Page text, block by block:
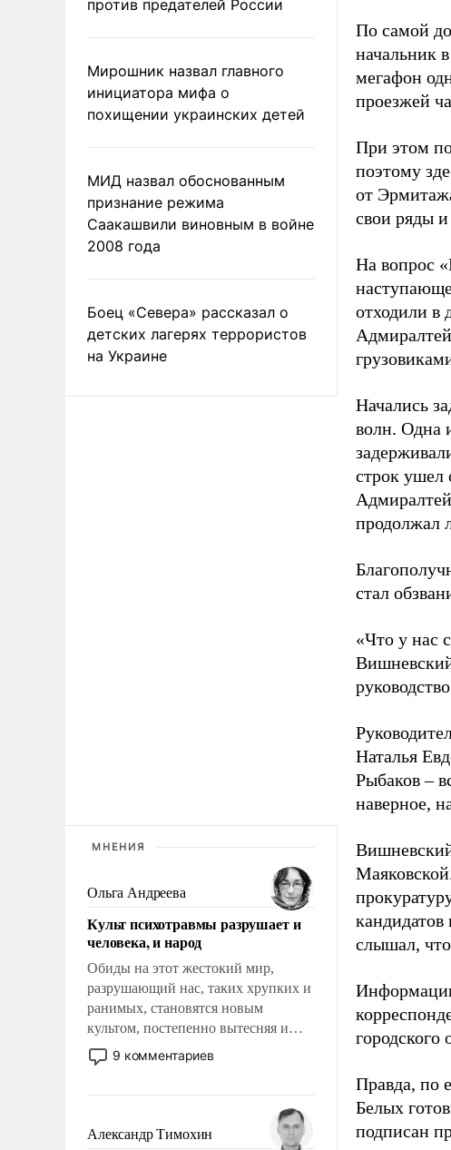
против предателей России
Мирошник назвал главного
инициатора мифа о
похищении украинских детей
МИД назвал обоснованным
признание режима
Саакашвили виновным в войне
2008 года
Боец «Севера» рассказал о
детских лагерях террористов
на Украине
МНЕНИЯ
Ольга Андреева
Культ психотравмы разрушает и
человека, и народ
Обиды на этот жестокий мир,
разрушающий нас, таких хрупких и
ранимых, становятся новым
культом, постепенно вытесняя и
отменяя традиционное требование к
человеку – быть мужественным и
на себя ответственность, помогать
слабым, идти вперед и
9 комментариев
Александр Тимохин
По самой
начальник
мегафон
проезжей
При этом
поэтому
от
свои ряды
На вопрос
отходили в
Начались
волн. Одна
строк ушел
продолжал
стал
«Что у нас
Наталья
Рыбаков –
наверное,
слышал,
Правда, по
Белых
подписан